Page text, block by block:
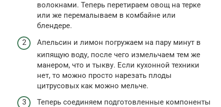
волокнами. Теперь перетираем овощ на терке
или же перемалываем в комбайне или
блендере.
Апельсин и лимон погружаем на пару минут в
кипящую воду, после чего измельчаем тем же
манером, что и тыкву. Если кухонной техники
нет, то можно просто нарезать плоды
цитрусовых как можно мельче.
Теперь соединяем подготовленные компоненты